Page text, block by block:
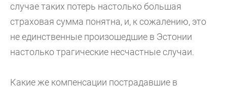
случае таких потерь настолько большая
страховая сумма понятна, и, к сожалению, это
не единственные произошедшие в Эстонии
настолько трагические несчастные случаи.
Какие же компенсации пострадавшие в